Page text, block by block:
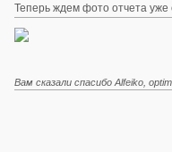
Теперь ждем фото отчета
Вам сказали спасибо Alfeiko,